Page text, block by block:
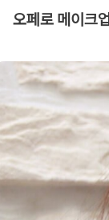
오페로 메이크업